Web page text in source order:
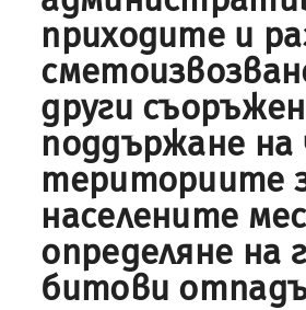
приходите и
други
поддържане
териториите
населените
определяне на
битови